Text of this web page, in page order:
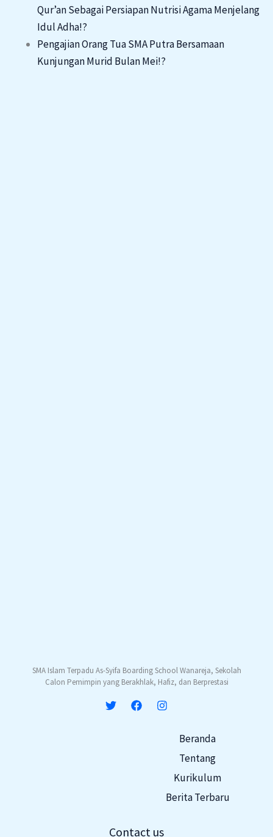
Qur’an Sebagai Persiapan Nutrisi Agama Menjelang
Idul Adha!?
Pengajian Orang Tua SMA Putra Bersamaan
Kunjungan Murid Bulan Mei!?
SMA Islam Terpadu As-Syifa Boarding School Wanareja, Sekolah
Calon Pemimpin yang Berakhlak, Hafiz, dan Berprestasi
Beranda
Tentang
Kurikulum
Berita Terbaru
Contact us